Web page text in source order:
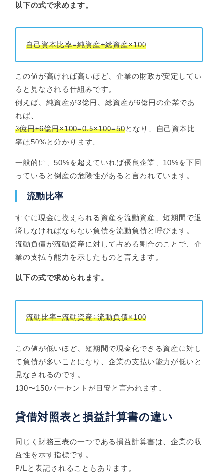
以下の式で求めます。
自己資本比率=純資産÷総資産×100
この値が高ければ高いほど、企業の財政が安定してい
ると見なされる仕組みです。
例えば、純資産が3億円、総資産が6億円の企業であ
れば、
3億円÷6億円×100=0.5×100=50となり、自己資本比
率は50%と分かります。
一般的に、50%を超えていれば優良企業、10%を下回
っていると倒産の危険性があると言われています。
流動比率
すぐに現金に換えられる資産を流動資産、短期間で返
済しなければならない負債を流動負債と呼びます。
流動負債が流動資産に対して占める割合のことで、企
業の支払う能力を示したものと言えます。
以下の式で求められます。
流動比率=流動資産÷流動負債×100
この値が低いほど、短期間で現金化できる資産に対し
て負債が多いことになり、企業の支払い能力が低いと
見なされるのです。
130〜150パーセントが目安と言われます。
貸借対照表と損益計算書の違い
同じく財務三表の一つである損益計算書は、企業の収
益性を示す指標です。
P/Lと表記されることもあります。